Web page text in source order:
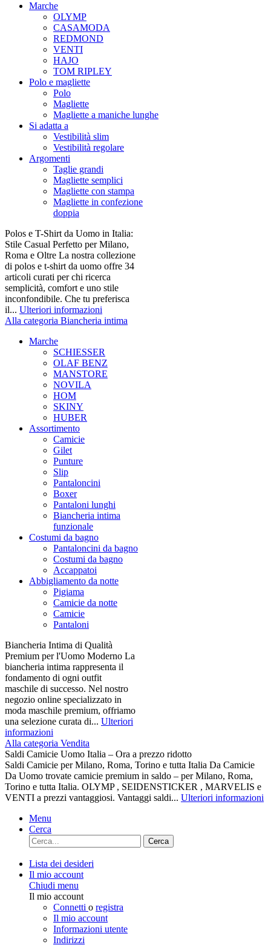
Marche
OLYMP
CASAMODA
REDMOND
VENTI
HAJO
TOM RIPLEY
Polo e magliette
Polo
Magliette
Magliette a maniche lunghe
Si adatta a
Vestibilità slim
Vestibilità regolare
Argomenti
Taglie grandi
Magliette semplici
Magliette con stampa
Magliette in confezione
doppia
Polos e T-Shirt da Uomo in Italia:
Stile Casual Perfetto per Milano,
Roma e Oltre La nostra collezione
di polos e t-shirt da uomo offre 34
articoli curati per chi ricerca
semplicità, comfort e uno stile
inconfondibile. Che tu preferisca
il... Ulteriori informazioni
Alla categoria Biancheria intima
Marche
SCHIESSER
OLAF BENZ
MANSTORE
NOVILA
HOM
SKINY
HUBER
Assortimento
Camicie
Gilet
Punture
Slip
Pantaloncini
Boxer
Pantaloni lunghi
Biancheria intima
funzionale
Costumi da bagno
Pantaloncini da bagno
Costumi da bagno
Accappatoi
Abbigliamento da notte
Pigiama
Camicie da notte
Camicie
Pantaloni
Biancheria Intima di Qualità
Premium per l'Uomo Moderno La
biancheria intima rappresenta il
fondamento di ogni outfit
maschile di successo. Nel nostro
negozio online specializzato in
moda maschile premium, offriamo
una selezione curata di... Ulteriori
informazioni
Alla categoria Vendita
Saldi Camicie Uomo Italia – Ora a prezzo ridotto
Saldi Camicie per Milano, Roma, Torino e tutta Italia Da Camicie
Da Uomo trovate camicie premium in saldo – per Milano, Roma,
Torino e tutta Italia. OLYMP , SEIDENSTICKER , MARVELIS e
VENTI a prezzi vantaggiosi. Vantaggi saldi... Ulteriori informazioni
Menu
Cerca
Cerca
Lista dei desideri
Il mio account
Chiudi menu
Il mio account
Connetti o registra
Il mio account
Informazioni utente
Indirizzi